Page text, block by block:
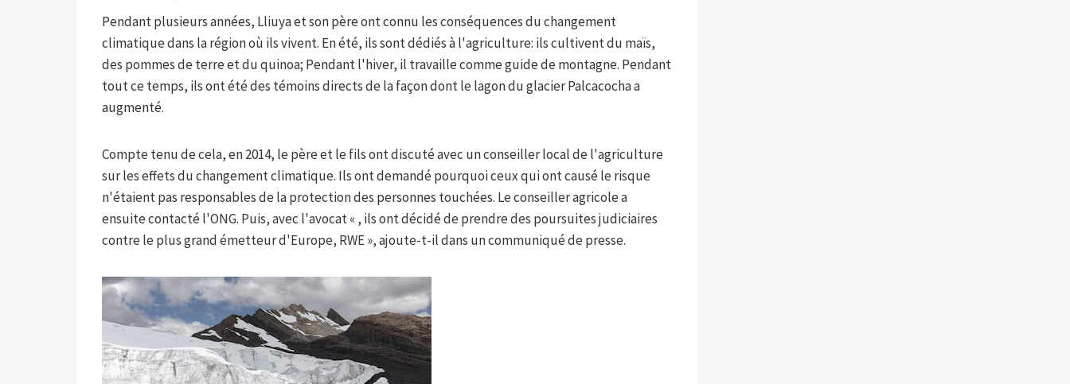
Pendant plusieurs années, Lliuya et son père ont connu les conséquences du changement
climatique dans la région où ils vivent. En été, ils sont dédiés à l'agriculture: ils cultivent du maïs,
des pommes de terre et du quinoa; Pendant l'hiver, il travaille comme guide de montagne. Pendant
tout ce temps, ils ont été des témoins directs de la façon dont le lagon du glacier Palcacocha a
augmenté.
Compte tenu de cela, en 2014, le père et le fils ont discuté avec un conseiller local de l'agriculture
sur les effets du changement climatique. Ils ont demandé pourquoi ceux qui ont causé le risque
n'étaient pas responsables de la protection des personnes touchées. Le conseiller agricole a
ensuite contacté l'ONG. Puis, avec l'avocat « , ils ont décidé de prendre des poursuites judiciaires
contre le plus grand émetteur d'Europe, RWE », ajoute-t-il dans un communiqué de presse.